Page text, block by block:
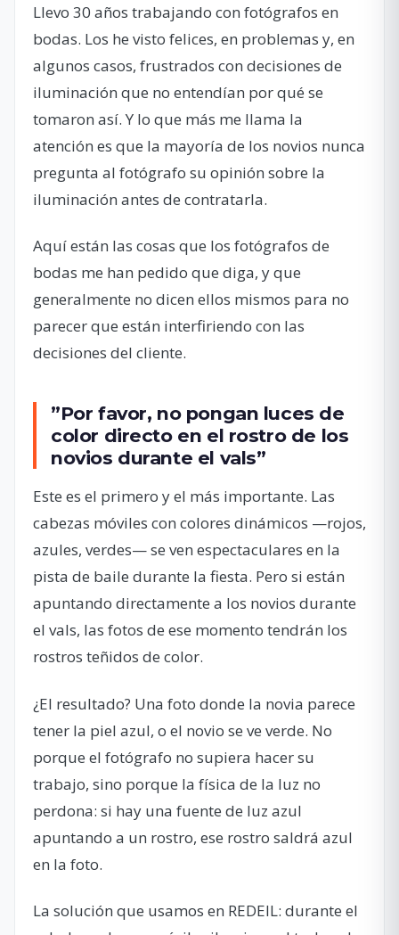
Llevo 30 años trabajando con fotógrafos en
bodas. Los he visto felices, en problemas y, en
algunos casos, frustrados con decisiones de
iluminación que no entendían por qué se
tomaron así. Y lo que más me llama la
atención es que la mayoría de los novios nunca
pregunta al fotógrafo su opinión sobre la
iluminación antes de contratarla.
Aquí están las cosas que los fotógrafos de
bodas me han pedido que diga, y que
generalmente no dicen ellos mismos para no
parecer que están interfiriendo con las
decisiones del cliente.
”Por favor, no pongan luces de
color directo en el rostro de los
novios durante el vals”
Este es el primero y el más importante. Las
cabezas móviles con colores dinámicos —rojos,
azules, verdes— se ven espectaculares en la
pista de baile durante la fiesta. Pero si están
apuntando directamente a los novios durante
el vals, las fotos de ese momento tendrán los
rostros teñidos de color.
¿El resultado? Una foto donde la novia parece
tener la piel azul, o el novio se ve verde. No
porque el fotógrafo no supiera hacer su
trabajo, sino porque la física de la luz no
perdona: si hay una fuente de luz azul
apuntando a un rostro, ese rostro saldrá azul
en la foto.
La solución que usamos en REDEIL: durante el